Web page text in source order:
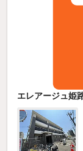
エレアージュ姫